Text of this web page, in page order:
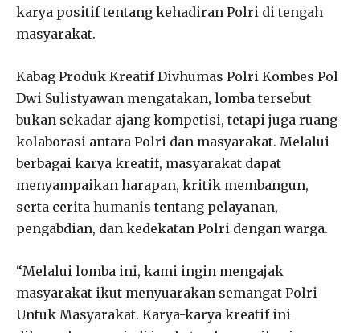
karya positif tentang kehadiran Polri di tengah
masyarakat.
Kabag Produk Kreatif Divhumas Polri Kombes Pol
Dwi Sulistyawan mengatakan, lomba tersebut
bukan sekadar ajang kompetisi, tetapi juga ruang
kolaborasi antara Polri dan masyarakat. Melalui
berbagai karya kreatif, masyarakat dapat
menyampaikan harapan, kritik membangun,
serta cerita humanis tentang pelayanan,
pengabdian, dan kedekatan Polri dengan warga.
“Melalui lomba ini, kami ingin mengajak
masyarakat ikut menyuarakan semangat Polri
Untuk Masyarakat. Karya-karya kreatif ini